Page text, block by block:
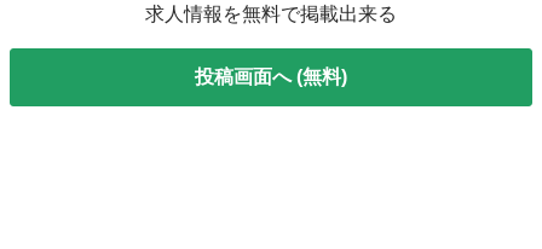
求人情報を無料で掲載出来る
投稿画面へ (無料)